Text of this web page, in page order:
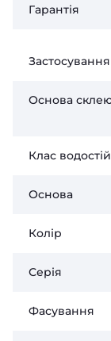
Гарантія
Застосування
Основа
Клас
Основа
Колір
Серія
Фасування